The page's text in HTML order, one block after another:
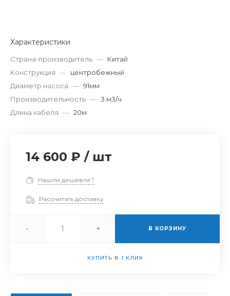
Характеристики
Страна-производитель — Китай
Конструкция — центробежный
Диаметр насоса — 91мм
Производительность — 3 м3/ч
Длина кабеля — 20м
14 600 ₽ / шт
Нашли дешевле?
Рассчитать доставку
- + В КОРЗИНУ
КУПИТЬ В 1 КЛИК